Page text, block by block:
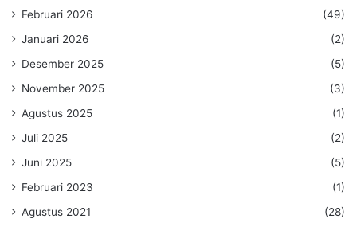
Februari 2026
(49)
Januari 2026
(2)
Desember 2025
(5)
November 2025
(3)
Agustus 2025
(1)
Juli 2025
(2)
Juni 2025
(5)
Februari 2023
(1)
Agustus 2021
(28)